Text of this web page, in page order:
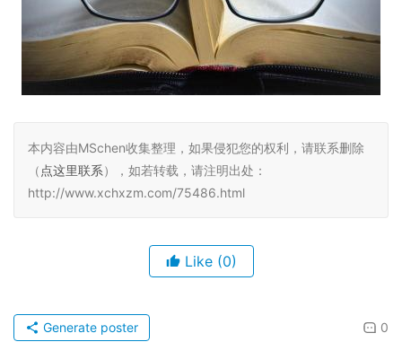
本内容由MSchen收集整理，如果侵犯您的权利，请联系删除
（ 点这里联系），如若转载，请注明出处：
http://www.xchxzm.com/75486.html
Like (0)
0
Generate poster